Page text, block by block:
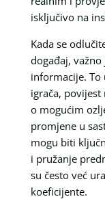
isključivo na
Kada se
događaj,
informacije.
igrača,
o mogućim
promjene u
mogu biti
i pružanje
su često već
koeficijente.